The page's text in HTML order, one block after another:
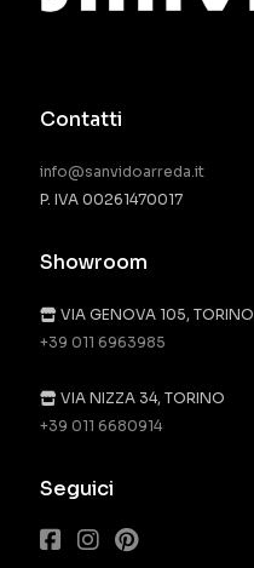
Contatti
info@sanvidoarreda.it
P. IVA 00261470017
Showroom
VIA GENOVA 105, TORINO
+39 011 6963985
VIA NIZZA 34, TORINO
+39 011 6680914
Seguici